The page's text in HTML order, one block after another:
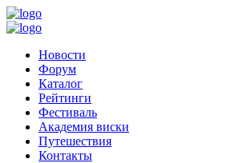
Новости
Форум
Каталог
Рейтинги
Фестиваль
Академия виски
Путешествия
Контакты